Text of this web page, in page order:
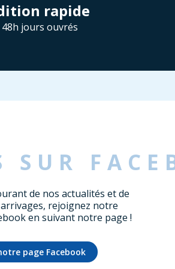
rapide
48h jours ouvrés
SUR
de nos actualités et de
rejoignez notre
en suivant notre page !
page Facebook